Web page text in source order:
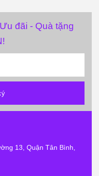
đãi - Quà tặng
13, Quận Tân Bình,